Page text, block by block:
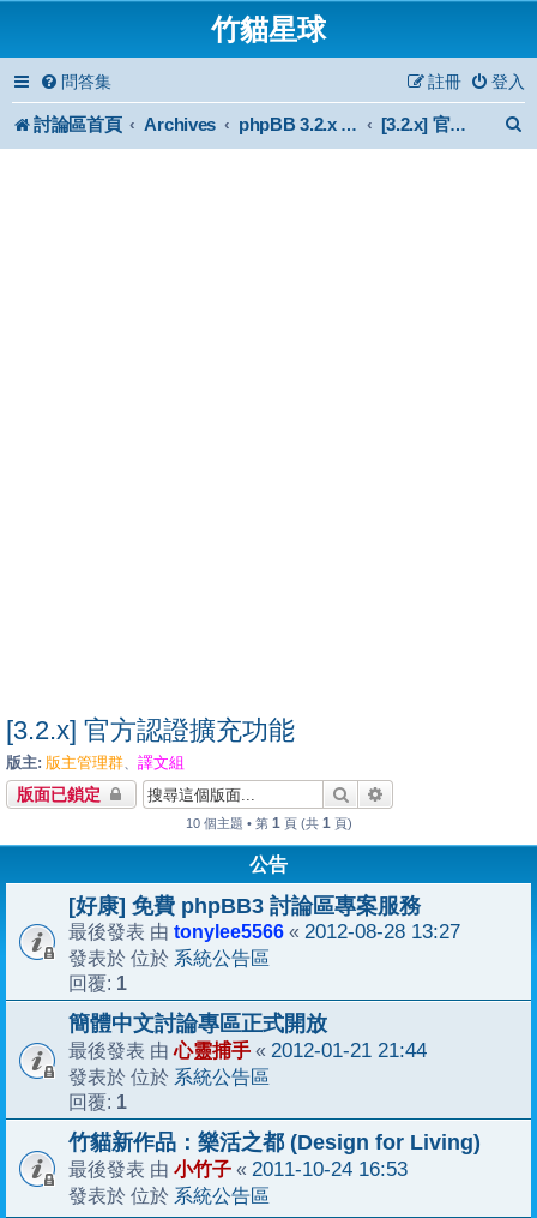
竹貓星球
問答集 登入
註冊
討論區首頁 Archives phpBB 3.2.x Forum Archive [3.2.x] 官方認證擴充功能
[3.2.x] 官方認證擴充功能
版主: 版主管理群、 譯文組
版面已鎖定 搜尋
10 個主題 • 第 1 頁 (共 1 頁)
公告
[好康] 免費 phpBB3 討論區專案服務
最後發表 由 tonylee5566 « 2012-08-28 13:27
發表於 位於 系統公告區
回覆: 1
簡體中文討論專區正式開放
最後發表 由心靈捕手 « 2012-01-21 21:44
發表於 位於 系統公告區
回覆: 1
竹貓新作品：樂活之都 (Design for Living)
最後發表 由 小竹子 « 2011-10-24 16:53
發表於 位於 系統公告區